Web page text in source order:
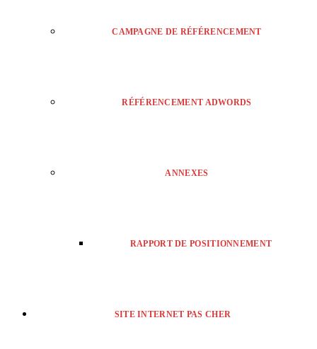
CAMPAGNE DE RÉFÉRENCEMENT
RÉFÉRENCEMENT ADWORDS
ANNEXES
RAPPORT DE POSITIONNEMENT
SITE INTERNET PAS CHER